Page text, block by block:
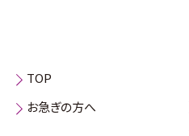
TOP
お急ぎの方へ